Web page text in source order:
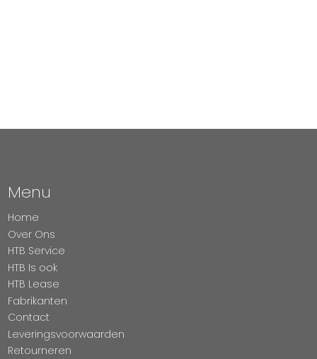
Menu
Home
Over Ons
HTB Service
HTB Is ook
HTB Lease
Fabrikanten
Contact
Leveringsvoorwaarden
Retourneren